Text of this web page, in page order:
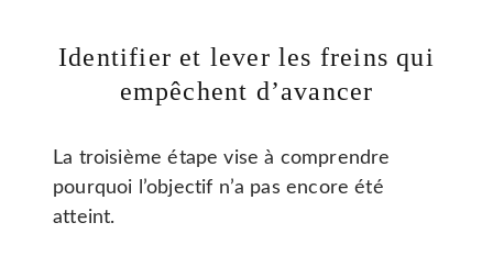
Identifier et lever les freins qui
empêchent d’avancer
La troisième étape vise à comprendre
pourquoi l’objectif n’a pas encore été
atteint.